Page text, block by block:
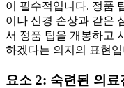
이 필수적입니다. 정품
이나 신경 손상과 같은
서 정품 팁을 개봉하고
하겠다는 의지의 표현
요소 2: 숙련된 의